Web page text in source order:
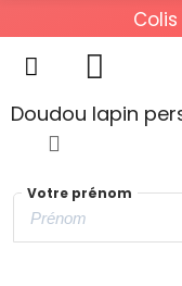
Doudou lapin
Votre prénom